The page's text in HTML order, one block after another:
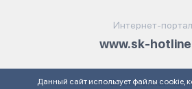
Интернет-
www.sk-
Электронная
Данный сайт использует файлы cookie,